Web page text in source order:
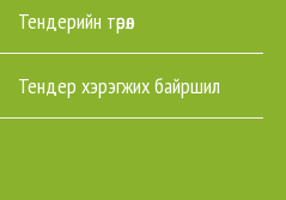
Тендерийн төрөл
Тендер хэрэгжих байршил